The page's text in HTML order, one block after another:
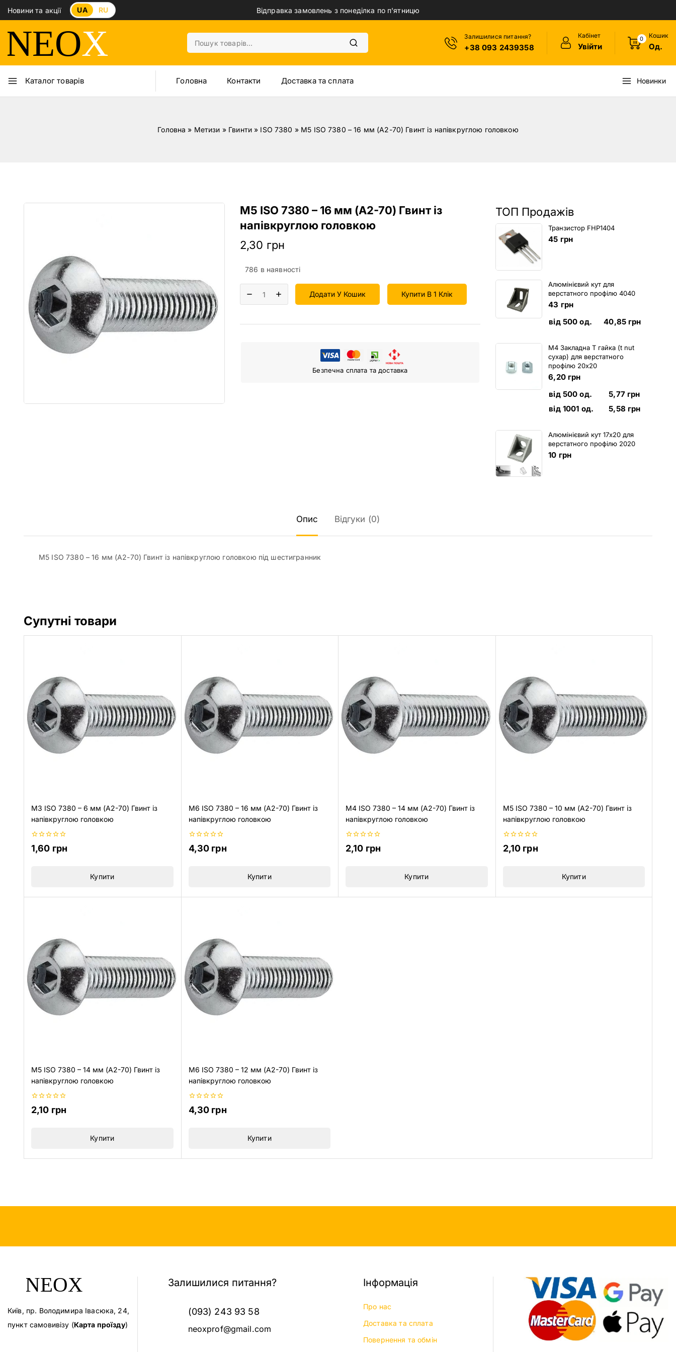
Новини та акції UA RU Відправка замовлень з понеділка по п'ятницю
Залишилися питання?
+38 093 2439358
Кабінет
Увійти
0 Кошик
Од.
Каталог товарів Головна Контакти Доставка та сплата Новинки
Головна » Метизи » Гвинти» ISO 7380 » M5 ISO 7380 – 16 мм (A2-70) Гвинт із напівкруглою головкою
ТОП Продажів
Транзистор FHP1404
45 грн
Алюмінієвий кут для
верстатного профілю 4040
43 грн
від 500 од.
40,85 грн
M4 Закладна Т гайка (t nut
сухар) для верстатного
профілю 20х20
6,20 грн
від 500 од.
5,77 грн
від 1001 од.
5,58 грн
Алюмінієвий кут 17х20 для
верстатного профілю 2020
10 грн
M5 ISO 7380 – 16 мм (A2-70) Гвинт із
напівкруглою головкою
2,30 грн
786 в наявності
Додати У Кошик Купити В 1 Клік
Безпечна сплата та доставка
Опис Відгуки (0)
M5 ISO 7380 – 16 мм (A2-70) Гвинт із напівкруглою головкою під шестигранник
Супутні товари
M3 ISO 7380 – 6 мм (A2-70) Гвинт із
напівкруглою головкою
0
з
1,60 грн
Купити
M6 ISO 7380 – 16 мм (A2-70) Гвинт із
напівкруглою головкою
0
з
4,30 грн
Купити
M4 ISO 7380 – 14 мм (A2-70) Гвинт із
напівкруглою головкою
0
з
2,10 грн
Купити
M5 ISO 7380 – 10 мм (A2-70) Гвинт із
напівкруглою головкою
0
з
2,10 грн
Купити
M5 ISO 7380 – 14 мм (A2-70) Гвинт із
напівкруглою головкою
0
з
2,10 грн
Купити
M6 ISO 7380 – 12 мм (A2-70) Гвинт із
напівкруглою головкою
0
з
4,30 грн
Купити
Київ, пр. Володимира Івасюка, 24,
пункт самовивізу (Карта проїзду)
Залишилися питання?
(093) 243 93 58
neoxprof@gmail.com
Інформація
Про нас
Доставка та сплата
Повернення та обмін